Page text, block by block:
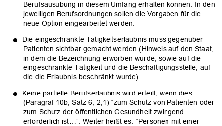
Berufsausübung in diesem Umfang erhalten können. In den
jeweiligen Berufsordnungen sollen die Vorgaben für die
neue Option eingearbeitet werden.
Die eingeschränkte Tätigkeitserlaubnis muss gegenüber
Patienten sichtbar gemacht werden (Hinweis auf den Staat,
in dem die Bezeichnung erworben wurde, sowie auf die
eingeschränkte Tätigkeit und die Beschäftigungsstelle, auf
die die Erlaubnis beschränkt wurde).
Keine partielle Berufserlaubnis wird erteilt, wenn dies
(Paragraf 10b, Satz 6, 2,1) “zum Schutz von Patienten oder
zum Schutz der öffentlichen Gesundheit zwingend
erforderlich ist…”. Weiter heißt es: “Personen mit einer